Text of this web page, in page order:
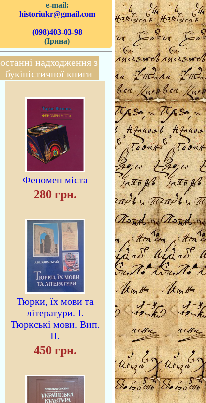
e-mail:
historiukr@gmail.com
(098)403-03-98
(Ірина)
останні надходження з
букіністичної книги
Феномен міста
280 грн.
Тюрки, їх мови та
літератури. I.
Тюркські мови. Вип.
II.
450 грн.